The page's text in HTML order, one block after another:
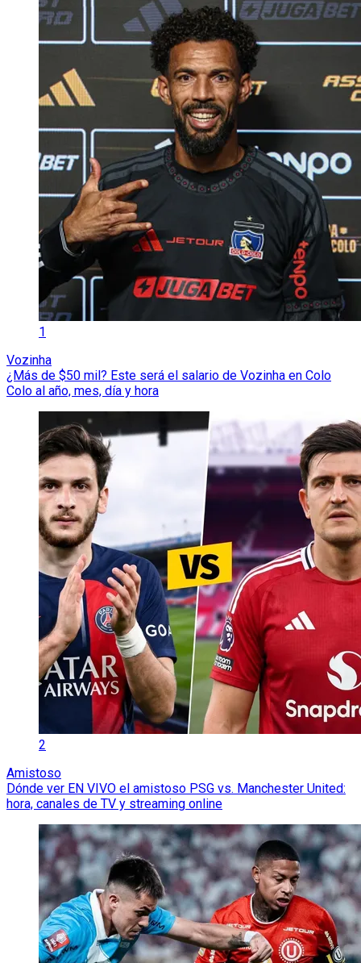
1
Vozinha
¿Más de $50 mil? Este será el salario de Vozinha en Colo
Colo al año, mes, día y hora
2
Amistoso
Dónde ver EN VIVO el amistoso PSG vs. Manchester United:
hora, canales de TV y streaming online